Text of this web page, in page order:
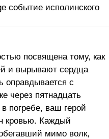
событие исполинского
посвящена тому, как
и вырывают сердца
оправдывается с
через пятнадцать
погребе, ваш герой
кровью. Каждый
мимо волк,